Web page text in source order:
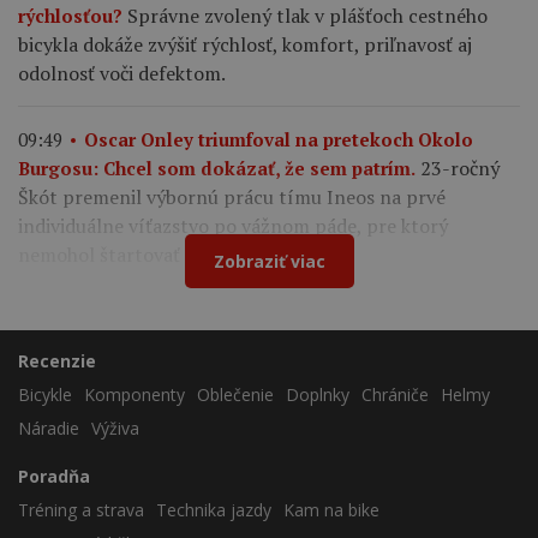
rýchlosťou? Správne zvolený tlak v plášťoch cestného
bicykla dokáže zvýšiť rýchlosť, komfort, priľnavosť aj
odolnosť voči defektom.
09:49
Oscar Onley triumfoval na pretekoch Okolo
Burgosu: Chcel som dokázať, že sem patrím. 23-ročný
Škót premenil výbornú prácu tímu Ineos na prvé
individuálne víťazstvo po vážnom páde, pre ktorý
nemohol štartovať na Tour de France.
Zobraziť viac
Recenzie
Bicykle
Komponenty Oblečenie Doplnky Chrániče
Helmy
Náradie Výživa
Poradňa
Tréning a strava
Technika jazdy
Kam na bike